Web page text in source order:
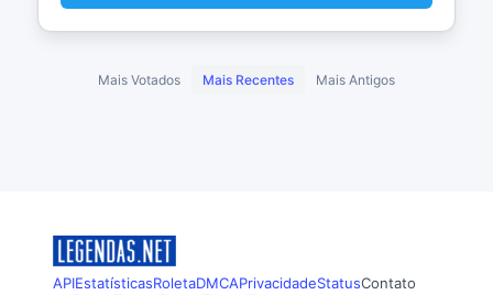
Mais Votados Mais Recentes Mais Antigos
APIEstatísticasRoletaDMCAPrivacidadeStatusContato